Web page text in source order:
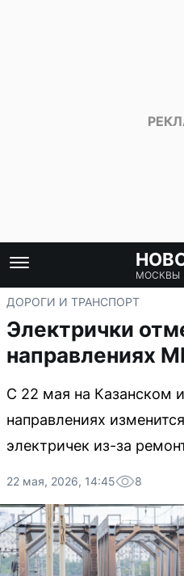
МОСКВЫ
ДОРОГИ И ТРАНСПОРТ
Электрички
направлениях
С 22 мая на Казанском
направлениях
электричек из-за
22 мая, 2026, 14:45 8